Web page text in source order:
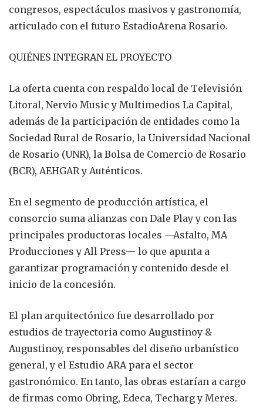
congresos, espectáculos masivos y gastronomía,
articulado con el futuro EstadioArena Rosario.
QUIÉNES INTEGRAN EL PROYECTO
La oferta cuenta con respaldo local de Televisión
Litoral, Nervio Music y Multimedios La Capital,
además de la participación de entidades como la
Sociedad Rural de Rosario, la Universidad Nacional
de Rosario (UNR), la Bolsa de Comercio de Rosario
(BCR), AEHGAR y Auténticos.
En el segmento de producción artística, el
consorcio suma alianzas con Dale Play y con las
principales productoras locales —Asfalto, MA
Producciones y All Press— lo que apunta a
garantizar programación y contenido desde el
inicio de la concesión.
El plan arquitectónico fue desarrollado por
estudios de trayectoria como Augustinoy &
Augustinoy, responsables del diseño urbanístico
general, y el Estudio ARA para el sector
gastronómico. En tanto, las obras estarían a cargo
de firmas como Obring, Edeca, Techarg y Meres.